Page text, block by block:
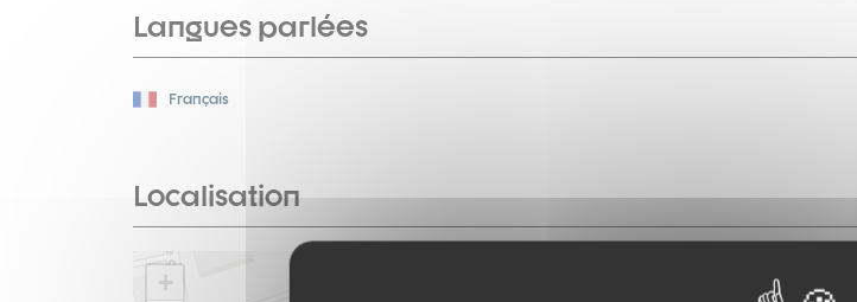
Langues parlées
Français
Localisation
+